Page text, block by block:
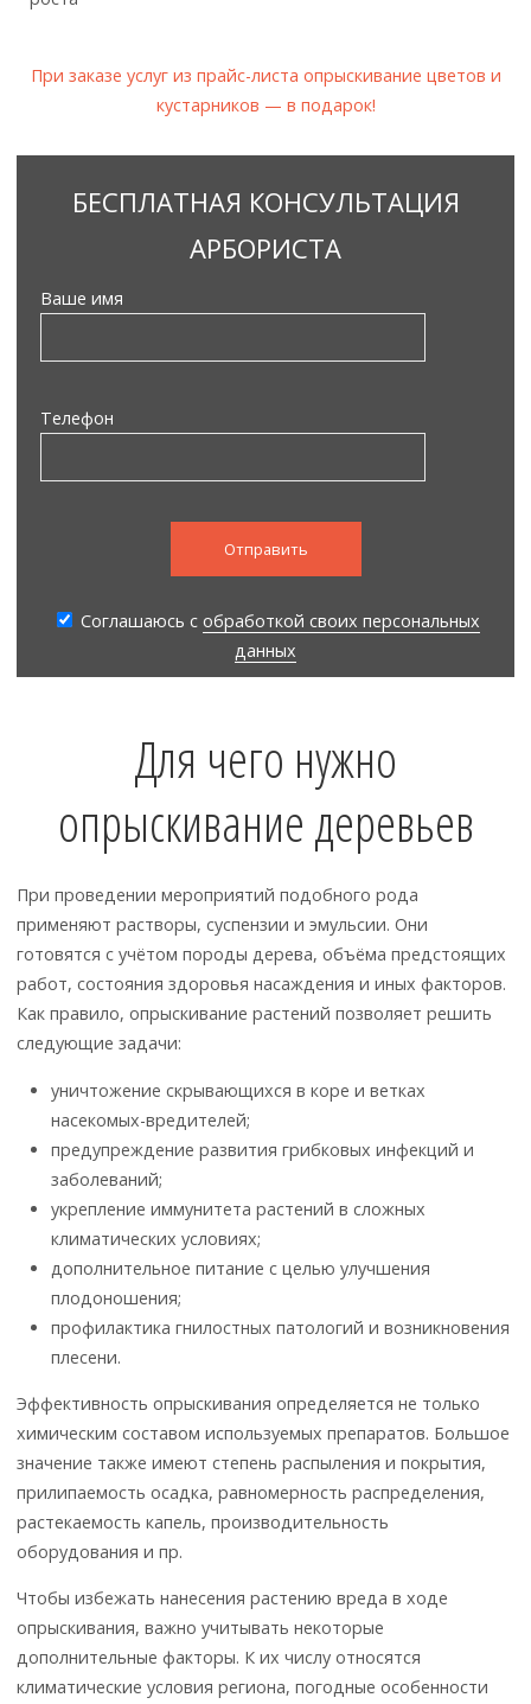
При заказе услуг из прайс-листа опрыскивание цветов и
кустарников — в подарок!
БЕСПЛАТНАЯ КОНСУЛЬТАЦИЯ
АРБОРИСТА
Ваше имя
Телефон
Соглашаюсь с обработкой своих персональных
данных
Для чего нужно
опрыскивание деревьев
При проведении мероприятий подобного рода
применяют растворы, суспензии и эмульсии. Они
готовятся с учётом породы дерева, объёма предстоящих
работ, состояния здоровья насаждения и иных факторов.
Как правило, опрыскивание растений позволяет решить
следующие задачи:
уничтожение скрывающихся в коре и ветках
насекомых-вредителей;
предупреждение развития грибковых инфекций и
заболеваний;
укрепление иммунитета растений в сложных
климатических условиях;
дополнительное питание с целью улучшения
плодоношения;
профилактика гнилостных патологий и возникновения
плесени.
Эффективность опрыскивания определяется не только
химическим составом используемых препаратов. Большое
значение также имеют степень распыления и покрытия,
прилипаемость осадка, равномерность распределения,
растекаемость капель, производительность
оборудования и пр.
Чтобы избежать нанесения растению вреда в ходе
опрыскивания, важно учитывать некоторые
дополнительные факторы. К их числу относятся
климатические условия региона, погодные особенности